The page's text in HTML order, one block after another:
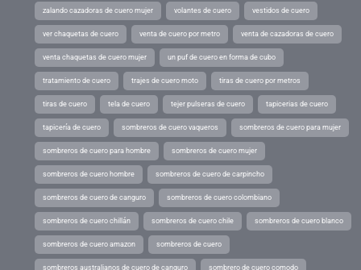
zalando cazadoras de cuero mujer volantes de cuero vestidos de cuero
ver chaquetas de cuero venta de cuero por metro venta de cazadoras de cuero
venta chaquetas de cuero mujer un puf de cuero en forma de cubo
tratamiento de cuero trajes de cuero moto tiras de cuero por metros
tiras de cuero tela de cuero tejer pulseras de cuero tapicerias de cuero
tapicería de cuero sombreros de cuero vaqueros sombreros de cuero para mujer
sombreros de cuero para hombre sombreros de cuero mujer
sombreros de cuero hombre sombreros de cuero de carpincho
sombreros de cuero de canguro sombreros de cuero colombiano
sombreros de cuero chillán sombreros de cuero chile sombreros de cuero blanco
sombreros de cuero amazon sombreros de cuero
sombreros australianos de cuero de canguro sombrero de cuero comodo